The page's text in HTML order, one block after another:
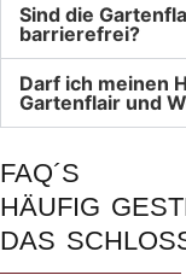
Sind die
barrierefrei?
Darf ich meinen
Gartenflair und
FAQ´S
HÄUFIG
DAS